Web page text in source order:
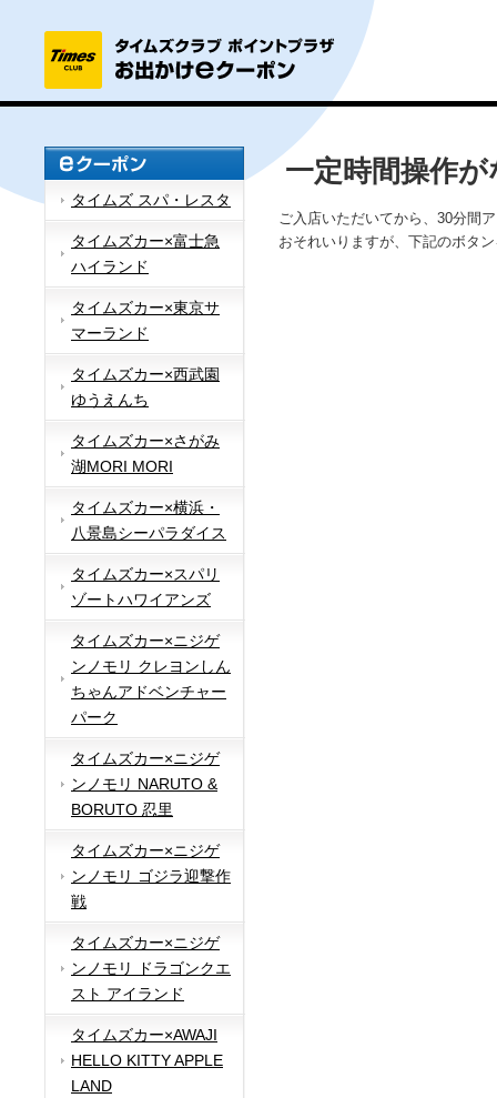
タイムズ スパ・レスタ
タイムズカー×富士急
ハイランド
タイムズカー×東京サ
マーランド
タイムズカー×西武園
ゆうえんち
タイムズカー×さがみ
湖MORI MORI
タイムズカー×横浜・
八景島シーパラダイス
タイムズカー×スパリ
ゾートハワイアンズ
タイムズカー×ニジゲ
ンノモリ クレヨンしん
ちゃんアドベンチャー
パーク
タイムズカー×ニジゲ
ンノモリ NARUTO &
BORUTO 忍里
タイムズカー×ニジゲ
ンノモリ ゴジラ迎撃作
戦
タイムズカー×ニジゲ
ンノモリ ドラゴンクエ
スト アイランド
タイムズカー×AWAJI
HELLO KITTY APPLE
LAND
一定時間操作
ご入店いただいてから、30分間
おそれいりますが、下記のボタ